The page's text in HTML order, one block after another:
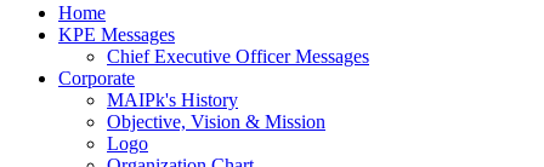
Home
KPE Messages
Chief Executive Officer Messages
Corporate
MAIPk's History
Objective, Vision & Mission
Logo